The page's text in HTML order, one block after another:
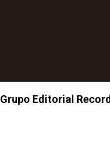
Grupo Editorial Record